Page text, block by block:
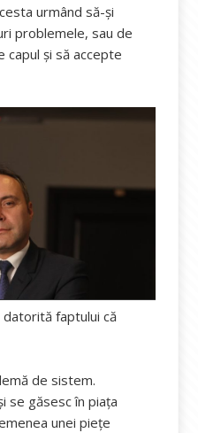
urmând să-și
problemele, sau de
capul și să accepte
faptului că
de sistem.
se găsesc în piața
unei piețe